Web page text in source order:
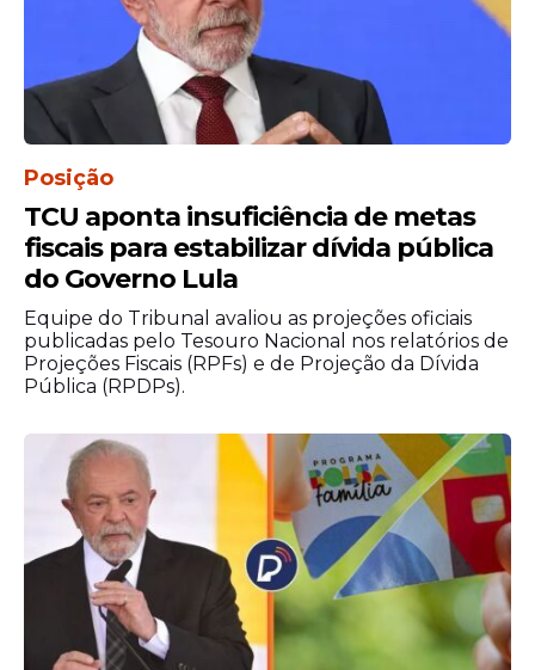
Posição
TCU aponta insuficiência de metas
fiscais para estabilizar dívida pública
do Governo Lula
Equipe do Tribunal avaliou as projeções oficiais
publicadas pelo Tesouro Nacional nos relatórios de
Projeções Fiscais (RPFs) e de Projeção da Dívida
Pública (RPDPs).